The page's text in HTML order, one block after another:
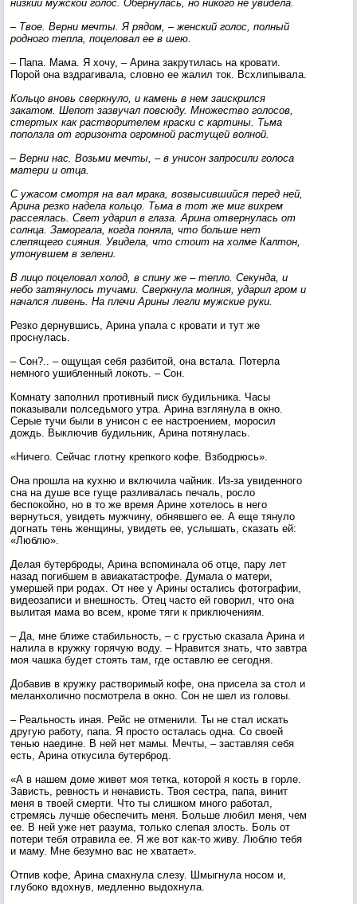
низкий мужской голос. Обернулась, но никого не увидела.
– Твое. Верни мечты. Я рядом, – женский голос, полный
родного тепла, поцеловал ее в шею.
– Папа. Мама. Я хочу, – Арина закрутилась на кровати.
Порой она вздрагивала, словно ее жалил ток. Всхлипывала.
Кольцо вновь сверкнуло, и камень в нем заискрился
закатом. Шепот зазвучал повсюду. Множество голосов,
стертых как растворителем краски с картины. Тьма
поползла от горизонта огромной растущей волной.
– Верни нас. Возьми мечты, – в унисон запросили голоса
матери и отца.
С ужасом смотря на вал мрака, возвысившийся перед ней,
Арина резко надела кольцо. Тьма в тот же миг вихрем
рассеялась. Свет ударил в глаза. Арина отвернулась от
солнца. Заморгала, когда поняла, что больше нет
слепящего сияния. Увидела, что стоит на холме Калтон,
утонувшем в зелени.
В лицо поцеловал холод, в спину же – тепло. Секунда, и
небо затянулось тучами. Сверкнула молния, ударил гром и
начался ливень. На плечи Арины легли мужские руки.
Резко дернувшись, Арина упала с кровати и тут же
проснулась.
– Сон?.. – ощущая себя разбитой, она встала. Потерла
немного ушибленный локоть. – Сон.
Комнату заполнил противный писк будильника. Часы
показывали полседьмого утра. Арина взглянула в окно.
Серые тучи были в унисон с ее настроением, моросил
дождь. Выключив будильник, Арина потянулась.
«Ничего. Сейчас глотну крепкого кофе. Взбодрюсь».
Она прошла на кухню и включила чайник. Из-за увиденного
сна на душе все гуще разливалась печаль, росло
беспокойно, но в то же время Арине хотелось в него
вернуться, увидеть мужчину, обнявшего ее. А еще тянуло
догнать тень женщины, увидеть ее, услышать, сказать ей:
«Люблю».
Делая бутерброды, Арина вспоминала об отце, пару лет
назад погибшем в авиакатастрофе. Думала о матери,
умершей при родах. От нее у Арины остались фотографии,
видеозаписи и внешность. Отец часто ей говорил, что она
вылитая мама во всем, кроме тяги к приключениям.
– Да, мне ближе стабильность, – с грустью сказала Арина и
налила в кружку горячую воду. – Нравится знать, что завтра
моя чашка будет стоять там, где оставлю ее сегодня.
Добавив в кружку растворимый кофе, она присела за стол и
меланхолично посмотрела в окно. Сон не шел из головы.
– Реальность иная. Рейс не отменили. Ты не стал искать
другую работу, папа. Я просто осталась одна. Со своей
тенью наедине. В ней нет мамы. Мечты, – заставляя себя
есть, Арина откусила бутерброд.
«А в нашем доме живет моя тетка, которой я кость в горле.
Зависть, ревность и ненависть. Твоя сестра, папа, винит
меня в твоей смерти. Что ты слишком много работал,
стремясь лучше обеспечить меня. Больше любил меня, чем
ее. В ней уже нет разума, только слепая злость. Боль от
потери тебя отравила ее. Я же вот как-то живу. Люблю тебя
и маму. Мне безумно вас не хватает».
Отпив кофе, Арина смахнула слезу. Шмыгнула носом и,
глубоко вдохнув, медленно выдохнула.